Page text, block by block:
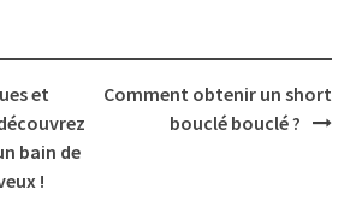
et
bain de
!
Comment obtenir un short
bouclé bouclé ?